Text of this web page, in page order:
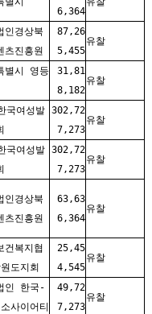
6,364
인경상북
츠진흥원
87,26
5,455
유찰
별시 영등
31,81
8,182
유찰
국여성발 302,72
7,273
유찰
국여성발 302,72
7,273
유찰
인경상북
츠진흥원
63,63
6,364
유찰
건복지협
도지회
25,45
4,545
유찰
인 한국-
사이어티
49,72
7,273
유찰